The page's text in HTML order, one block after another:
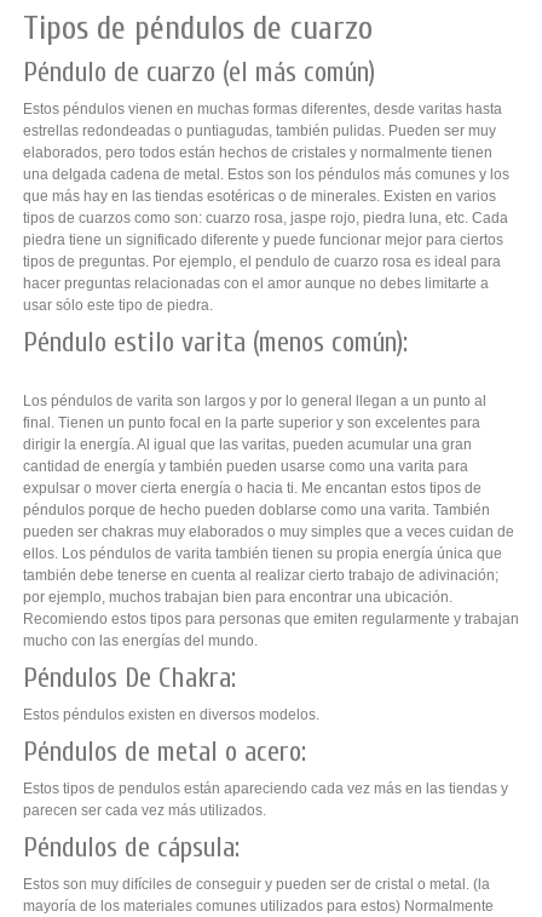
Tipos de péndulos de cuarzo
Péndulo de cuarzo (el más común)
Estos péndulos vienen en muchas formas diferentes, desde varitas hasta
estrellas redondeadas o puntiagudas, también pulidas. Pueden ser muy
elaborados, pero todos están hechos de cristales y normalmente tienen
una delgada cadena de metal. Estos son los péndulos más comunes y los
que más hay en las tiendas esotéricas o de minerales. Existen en varios
tipos de cuarzos como son: cuarzo rosa, jaspe rojo, piedra luna, etc. Cada
piedra tiene un significado diferente y puede funcionar mejor para ciertos
tipos de preguntas. Por ejemplo, el pendulo de cuarzo rosa es ideal para
hacer preguntas relacionadas con el amor aunque no debes limitarte a
usar sólo este tipo de piedra.
Péndulo estilo varita (menos común):
Los péndulos de varita son largos y por lo general llegan a un punto al
final. Tienen un punto focal en la parte superior y son excelentes para
dirigir la energía. Al igual que las varitas, pueden acumular una gran
cantidad de energía y también pueden usarse como una varita para
expulsar o mover cierta energía o hacia ti. Me encantan estos tipos de
péndulos porque de hecho pueden doblarse como una varita. También
pueden ser chakras muy elaborados o muy simples que a veces cuidan de
ellos. Los péndulos de varita también tienen su propia energía única que
también debe tenerse en cuenta al realizar cierto trabajo de adivinación;
por ejemplo, muchos trabajan bien para encontrar una ubicación.
Recomiendo estos tipos para personas que emiten regularmente y trabajan
mucho con las energías del mundo.
Péndulos De Chakra:
Estos péndulos existen en diversos modelos.
Péndulos de metal o acero:
Estos tipos de pendulos están apareciendo cada vez más en las tiendas y
parecen ser cada vez más utilizados.
Péndulos de cápsula:
Estos son muy difíciles de conseguir y pueden ser de cristal o metal. (la
mayoría de los materiales comunes utilizados para estos) Normalmente